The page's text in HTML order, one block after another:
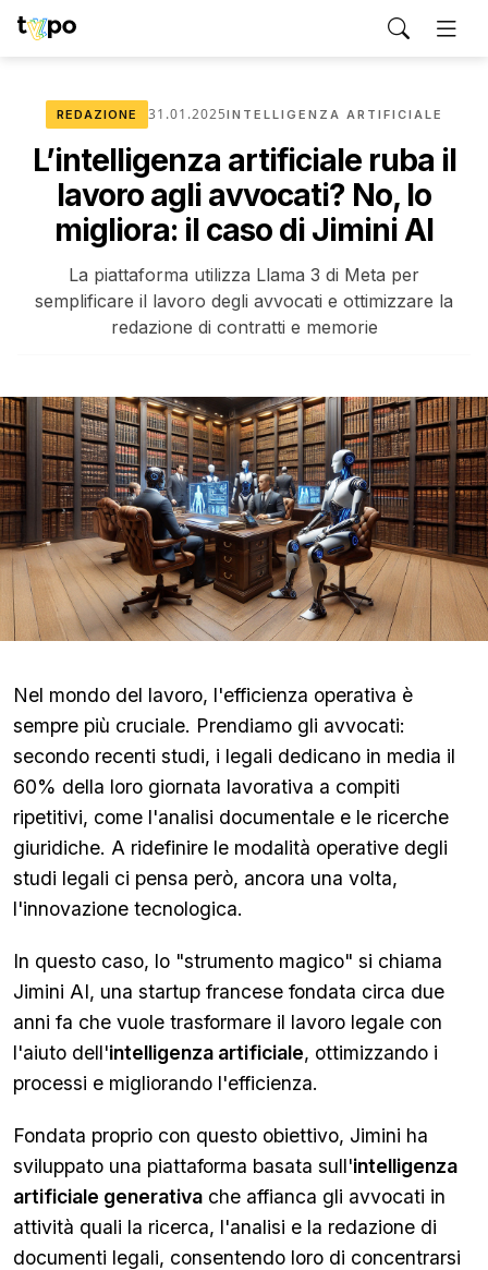
REDAZIONE 31.01.2025INTELLIGENZA ARTIFICIALE
L’intelligenza artificiale ruba il
lavoro agli avvocati? No, lo
migliora: il caso di Jimini AI
La piattaforma utilizza Llama 3 di Meta per
semplificare il lavoro degli avvocati e ottimizzare la
redazione di contratti e memorie
Nel mondo del lavoro, l'efficienza operativa è
sempre più cruciale. Prendiamo gli avvocati:
secondo recenti studi, i legali dedicano in media il
60% della loro giornata lavorativa a compiti
ripetitivi, come l'analisi documentale e le ricerche
giuridiche. A ridefinire le modalità operative degli
studi legali ci pensa però, ancora una volta,
l'innovazione tecnologica.
In questo caso, lo "strumento magico" si chiama
Jimini AI, una startup francese fondata circa due
anni fa che vuole trasformare il lavoro legale con
l'aiuto dell'intelligenza artificiale, ottimizzando i
processi e migliorando l'efficienza.
Fondata proprio con questo obiettivo, Jimini ha
sviluppato una piattaforma basata sull'intelligenza
artificiale generativa che affianca gli avvocati in
attività quali la ricerca, l'analisi e la redazione di
documenti legali, consentendo loro di concentrarsi